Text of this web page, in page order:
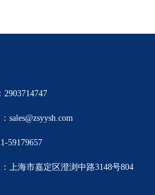
2903714747
sales@zsyysh.com
59179657
上海市嘉定区澄浏中路3148号804